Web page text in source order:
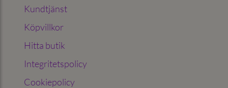
Kundtjänst
Köpvillkor
Hitta butik
Integritetspolicy
Cookiepolicy